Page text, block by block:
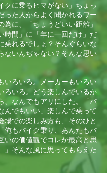
クに乗るヒマがない」ちょっ
った人からよく聞かれるワー
為に、「ちょうどいい距離」
時間」に「年に一回だけ」だ
乗れるでしょ？そんぐらいな
ないんぢゃない？そんな思い
いろいろ。メーカーもいろい
ろいろ。どう楽しんでいるか
、なんでもアリにした。「バ
んでもいい」楽しんで乗って
場での楽しみ方も、そのひと
俺もバイク乗り、あんたもバ
いの価値観でコレが最高と思
」そんな風に思ってもらえた